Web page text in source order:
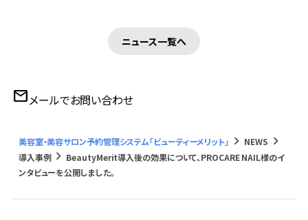
アイビューティーサロン
ニュース
login
ニュース一覧へ
mailメールでお問い合わせ
美容室・美容サロン予約管理システム「ビューティーメリット」 keyboard_arrow_right NEWS keyboard_arrow_right
導入事例keyboard_arrow_right BeautyMerit導入後の効果について、PROCARE NAIL様のイ
ンタビューを公開しました。